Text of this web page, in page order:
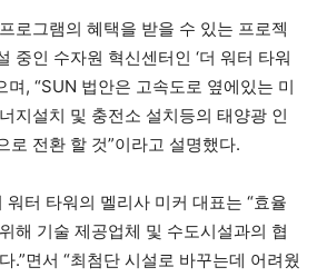
로그램의 혜택을 받을 수 있는 프로젝
중인 수자원 혁신센터인 ‘더 워터 타워
며, “SUN 법안은 고속도로 옆에있는 미
지설치 및 충전소 설치등의 태양광 인
로 전환 할 것”이라고 설명했다.
터 타워의 멜리사 미커 대표는 “효율
해 기술 제공업체 및 수도시설과의 협
.”면서 “최첨단 시설로 바꾸는데 어려웠